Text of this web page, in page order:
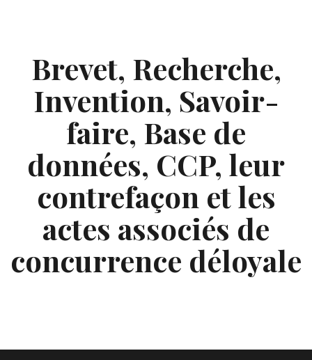
Brevet, Recherche,
Invention, Savoir-
faire, Base de
données, CCP, leur
contrefaçon et les
actes associés de
concurrence déloyale